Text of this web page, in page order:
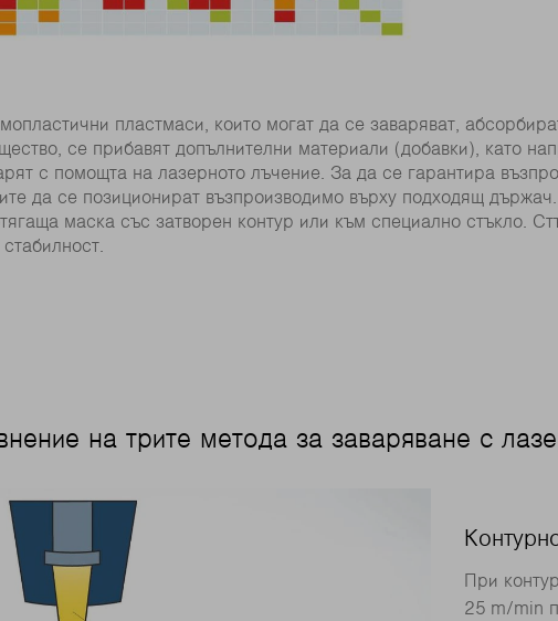
пластмаси, които могат да се заваряват,
се прибавят допълнителни материали (добавки), като
с помощта на лазерното лъчение. За да се гарантира
да се позиционират възпроизводимо върху подходящ
маска със затворен контур или към специално стъкло.
на трите метода за заваряване с
При
25 m/min